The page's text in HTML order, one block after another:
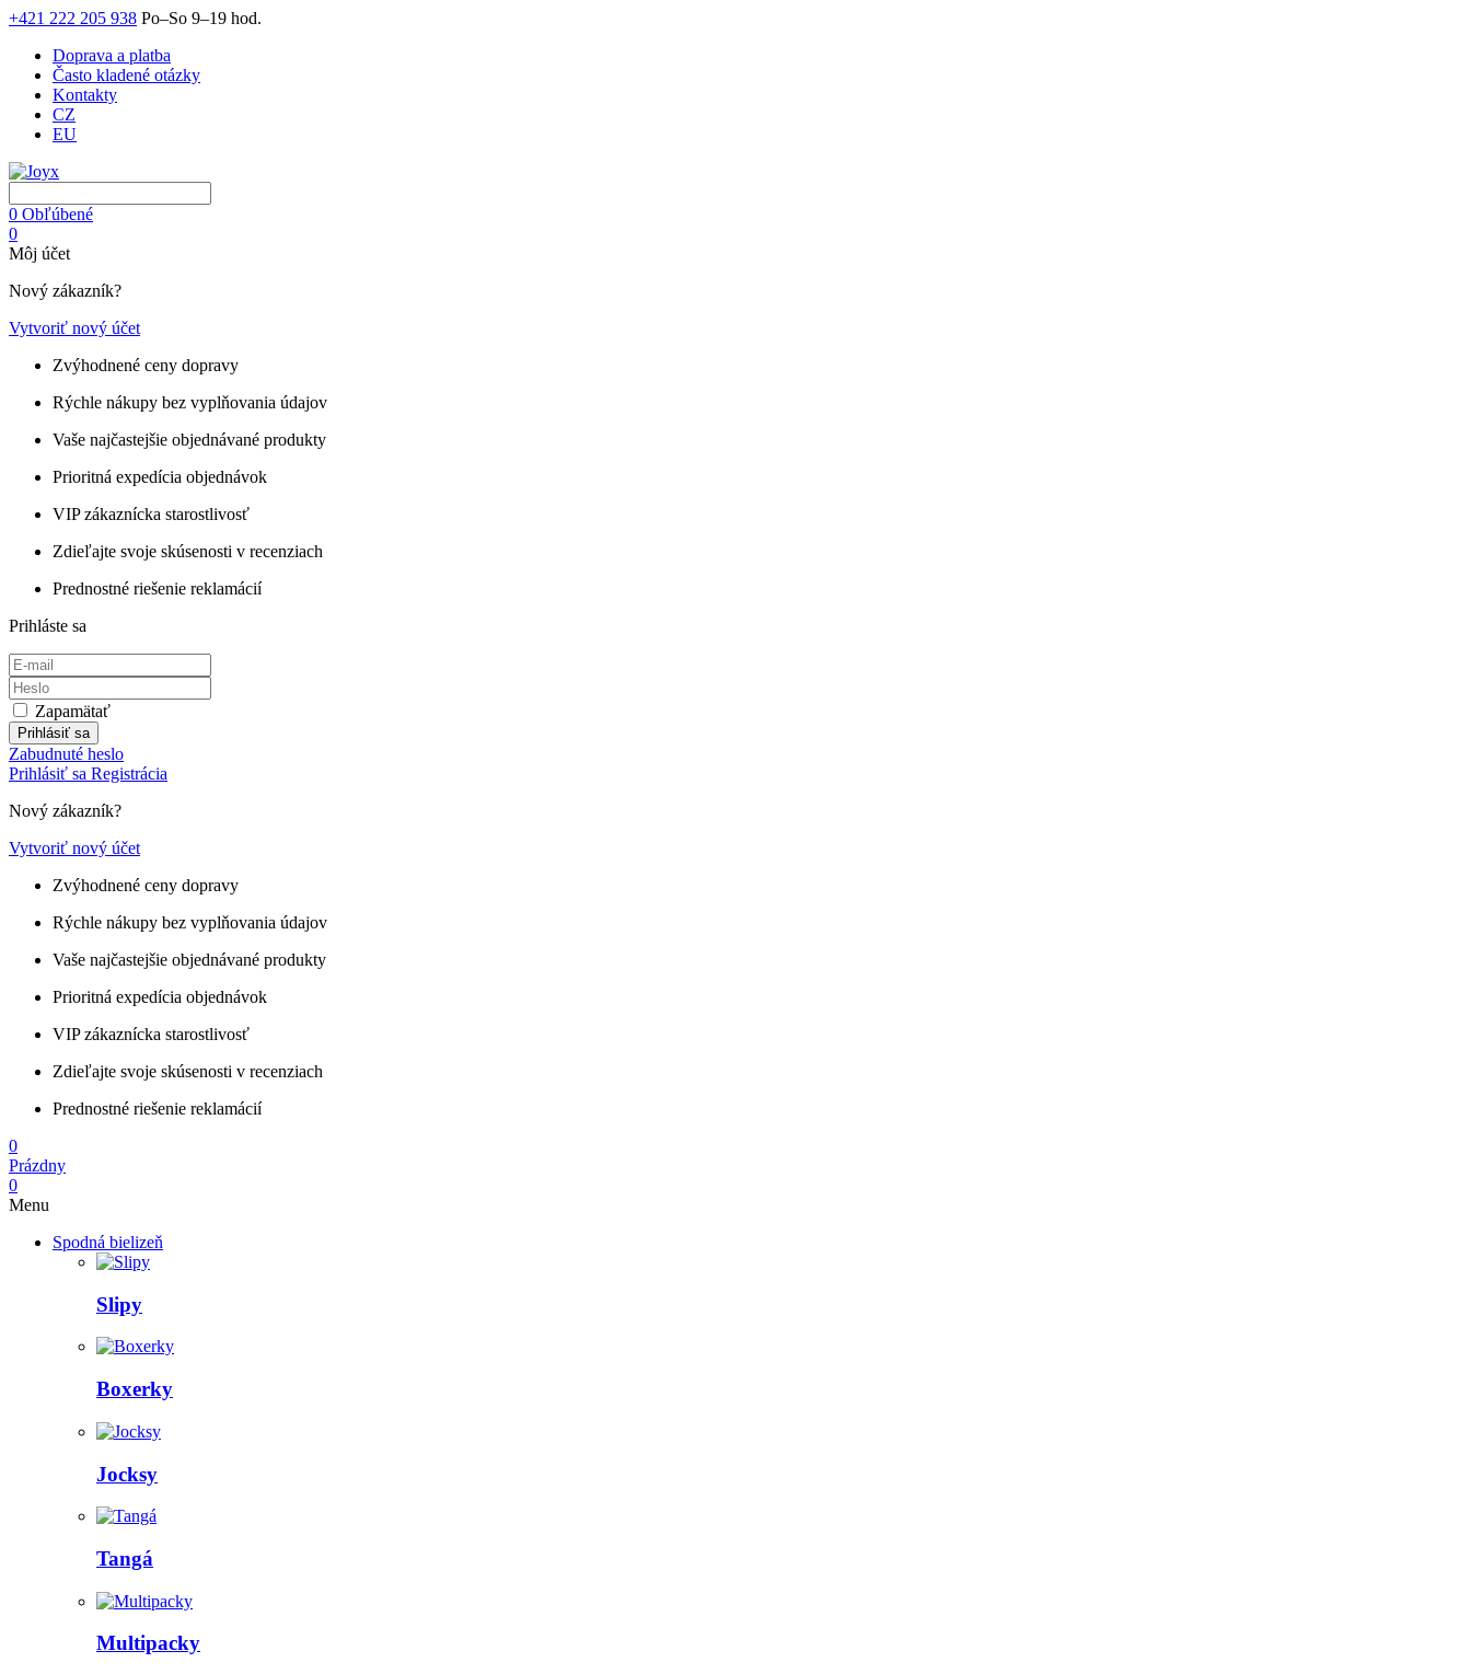
+421 222 205 938 Po–So 9–19 hod.
Doprava a platba
Často kladené otázky
Kontakty
CZ
EU
0 Obľúbené
0
Môj účet
Nový zákazník?
Vytvoriť nový účet
Zvýhodnené ceny dopravy
Rýchle nákupy bez vyplňovania údajov
Vaše najčastejšie objednávané produkty
Prioritná expedícia objednávok
VIP zákaznícka starostlivosť
Zdieľajte svoje skúsenosti v recenziach
Prednostné riešenie reklamácií
Prihláste sa
Zapamätať
Prihlásiť sa
Zabudnuté heslo
Prihlásiť sa Registrácia
Nový zákazník?
Vytvoriť nový účet
Zvýhodnené ceny dopravy
Rýchle nákupy bez vyplňovania údajov
Vaše najčastejšie objednávané produkty
Prioritná expedícia objednávok
VIP zákaznícka starostlivosť
Zdieľajte svoje skúsenosti v recenziach
Prednostné riešenie reklamácií
0
Prázdny
0
Menu
Spodná bielizeň
Slipy
Boxerky
Jocksy
Tangá
Multipacky